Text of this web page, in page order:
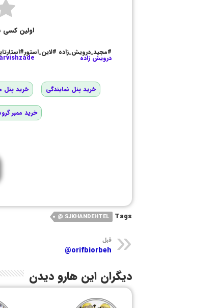
اولین کسی
#مجید_درویش_زاده
درویش زاده
خرید پنل نمایندگی خرید پنل
خرید ممبر
Tags
SJKHANDEHTEL @
قبل
orifbiorbeh@
دیگران این هارو دیدن